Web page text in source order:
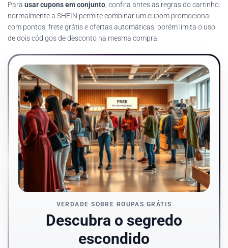
Para usar cupons em conjunto, confira antes as regras do carrinho:
normalmente a SHEIN permite combinar um cupom promocional
com pontos, frete grátis e ofertas automáticas, porém limita o uso
de dois códigos de desconto na mesma compra.
VERDADE SOBRE ROUPAS GRÁTIS
Descubra o segredo
escondido